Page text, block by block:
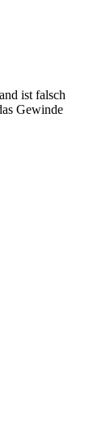
ist falsch
Gewinde